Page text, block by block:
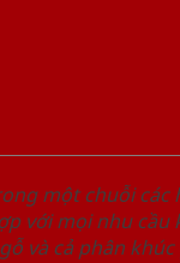
một chuỗi
mọi nhu cầu
và cả phân